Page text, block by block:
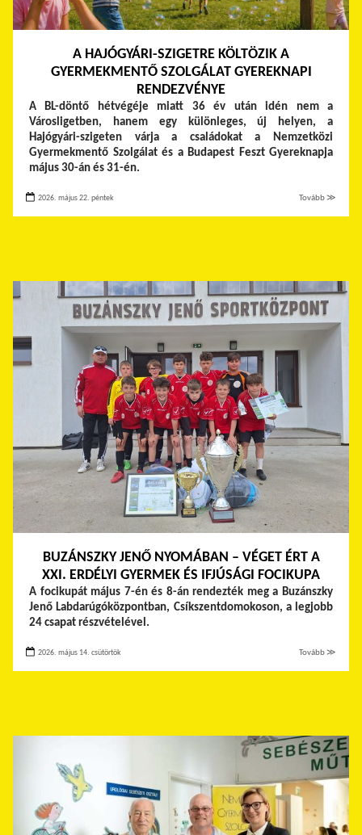
A HAJÓGYÁRI-SZIGETRE KÖLTÖZIK A
GYERMEKMENTŐ SZOLGÁLAT GYEREKNAPI
RENDEZVÉNYE
A BL-döntő hétvégéje miatt 36 év után idén nem a
Városligetben, hanem egy különleges, új helyen, a
Hajógyári-szigeten várja a családokat a Nemzetközi
Gyermekmentő Szolgálat és a Budapest Feszt Gyereknapja
május 30-án és 31-én.
2026. május 22. péntek Tovább ≫
BUZÁNSZKY JENŐ NYOMÁBAN – VÉGET ÉRT A
XXI. ERDÉLYI GYERMEK ÉS IFJÚSÁGI FOCIKUPA
A focikupát május 7-én és 8-án rendezték meg a Buzánszky
Jenő Labdarúgóközpontban, Csíkszentdomokoson, a legjobb
24 csapat részvételével.
2026. május 14. csütörtök Tovább ≫